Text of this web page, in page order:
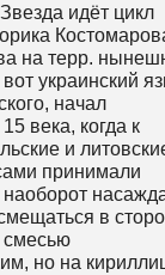
идёт цикл
на терр.
украинский
начал
века, когда к
и
принимали
в
смесью
но на